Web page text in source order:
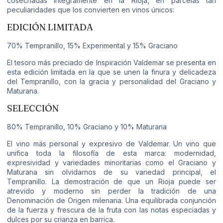
peculiaridades que los convierten en vinos únicos:
EDICIÓN LIMITADA
70% Tempranillo, 15% Experimental y 15% Graciano
El tesoro más preciado de Inspiración Valdemar se presenta en
esta edición limitada en la que se unen la finura y delicadeza
del Tempranillo, con la gracia y personalidad del Graciano y
Maturana.
SELECCIÓN
80% Tempranillo, 10% Graciano y 10% Maturana
El vino más personal y expresivo de Valdemar. Un vino que
unifica toda la filosofía de esta marca: modernidad,
expresividad y variedades minoritarias como el Graciano y
Maturana sin olvidarnos de su variedad principal, el
Tempranillo. La demostración de que un Rioja puede ser
atrevido y moderno sin perder la tradición de una
Denominación de Origen milenaria. Una equilibrada conjunción
de la fuerza y frescura de la fruta con las notas especiadas y
dulces por su crianza en barrica.